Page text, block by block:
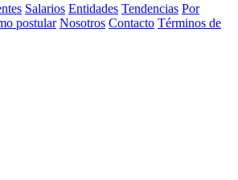
Salarios Entidades Tendencias Por
postular Nosotros Contacto Términos de